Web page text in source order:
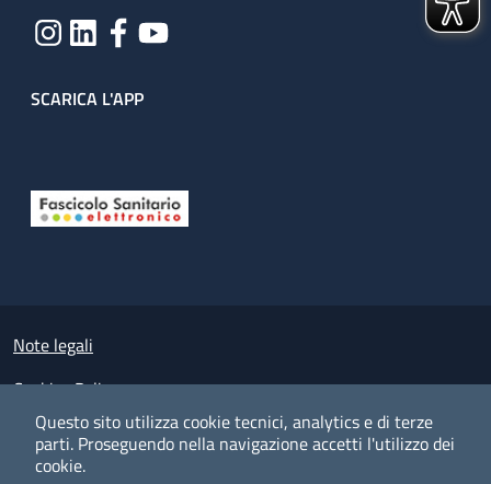
Questo sito utilizza cookie tecnici, analytics e di terze
parti. Proseguendo nella navigazione accetti l'utilizzo dei
cookie.
SCARICA L'APP
Small prints
Note legali
Cookies Policy
Policy privacy e protezione del dato personale
Albo pretorio on-line